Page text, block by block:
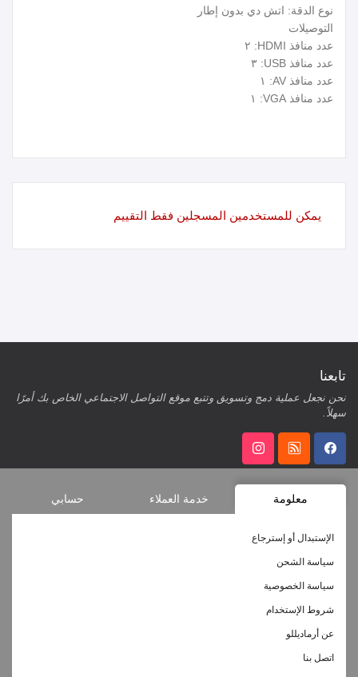
نوع الدقة: اتش دي بدون إطار
التوصيلات
عدد منافذ HDMI: ٢
عدد منافذ USB: ٣
عدد منافذ AV: ١
عدد منافذ VGA: ١
يمكن للمستخدمين المسجلين فقط التقييم
تابعنا
نحن نجعل عملية دمج وتسويق وتتبع موقع التواصل الاجتماعي الخاص بك أمرًا
سهلاً.
معلومة خدمة العملاء حسابي
الإستبدال أو إسترجاع
سياسة الشحن
سياسة الخصوصية
شروط الإستخدام
عن أرماديللو
اتصل بنا